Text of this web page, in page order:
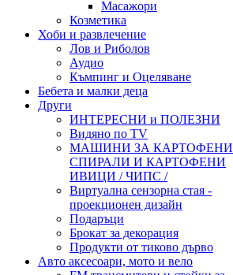
Масажори
Козметика
Хоби и развлечение
Лов и Риболов
Аудио
Къмпинг и Оцеляване
Бебета и малки деца
Други
ИНТЕРЕСНИ и ПОЛЕЗНИ
Видяно по TV
МАШИНИ ЗА КАРТОФЕНИ
СПИРАЛИ И КАРТОФЕНИ
ИВИЦИ / ЧИПС /
Виртуална сензорна стая -
проекционен дизайн
Подаръци
Брокат за декорация
Продукти от тиково дърво
Авто аксесоари, мото и вело